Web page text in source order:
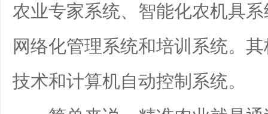
农业专家系统、智能化农机具
网络化管理系统和培训系统。其
技术和计算机自动控制系统。